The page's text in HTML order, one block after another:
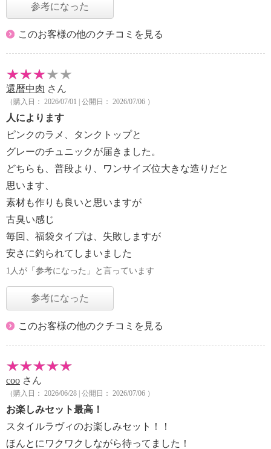
参考になった
このお客様の他のクチコミを見る
還暦中肉 さん
（購入日： 2026/07/01 | 公開日： 2026/07/06 ）
人によります
ピンクのラメ、タンクトップと
グレーのチュニックが届きました。
どちらも、普段より、ワンサイズ位大きな造りだと
思います、
素材も作りも良いと思いますが
古臭い感じ
毎回、福袋タイプは、失敗しますが
安さに釣られてしまいました
1人が「参考になった」と言っています
参考になった
このお客様の他のクチコミを見る
coo さん
（購入日： 2026/06/28 | 公開日： 2026/07/06 ）
お楽しみセット最高！
スタイルラヴィのお楽しみセット！！
ほんとにワクワクしながら待ってました！